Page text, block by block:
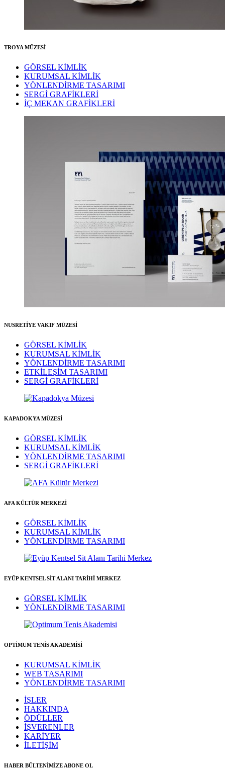
TROYA MÜZESİ
GÖRSEL KİMLİK
KURUMSAL KİMLİK
YÖNLENDİRME TASARIMI
SERGİ GRAFİKLERİ
İÇ MEKAN GRAFİKLERİ
NUSRETİYE VAKIF MÜZESİ
GÖRSEL KİMLİK
KURUMSAL KİMLİK
YÖNLENDİRME TASARIMI
ETKİLEŞİM TASARIMI
SERGİ GRAFİKLERİ
KAPADOKYA MÜZESİ
GÖRSEL KİMLİK
KURUMSAL KİMLİK
YÖNLENDİRME TASARIMI
SERGİ GRAFİKLERİ
AFA KÜLTÜR MERKEZİ
GÖRSEL KİMLİK
KURUMSAL KİMLİK
YÖNLENDİRME TASARIMI
EYÜP KENTSEL SİT ALANI TARİHİ MERKEZ
GÖRSEL KİMLİK
YÖNLENDİRME TASARIMI
OPTİMUM TENİS AKADEMİSİ
KURUMSAL KİMLİK
WEB TASARIMI
YÖNLENDİRME TASARIMI
İŞLER
HAKKINDA
ÖDÜLLER
İŞVERENLER
KARİYER
İLETİŞİM
HABER BÜLTENİMİZE ABONE OL